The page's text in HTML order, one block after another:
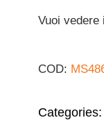
Vuoi
COD:
Categories: